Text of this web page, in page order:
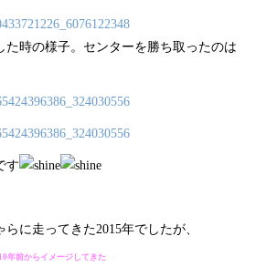
た時の様子。センターを勝ち取ったのは
す
に走ってきた2015年でしたが、
年前からイメージしてきた